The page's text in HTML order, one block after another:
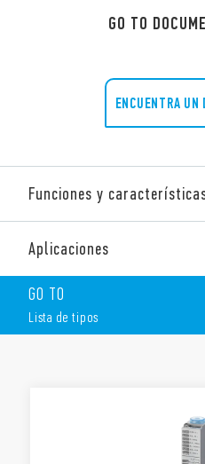
GO TO
ENCUENTRA
Funciones y
multifunción.
Estos dispositivos tienen las
Fuente de alimentación AC
Siete escalas de tiempo de
2, 3 o 4 conmutados
Aplicaciones
GO TO
Lista de tipos